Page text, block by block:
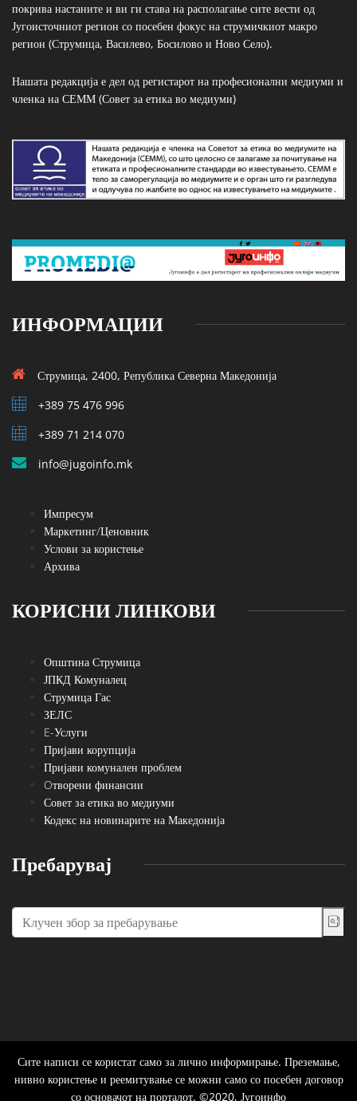
покрива настаните и ви ги става на располагање сите вести од
Југоисточниот регион со посебен фокус на струмичкиот макро
регион (Струмица, Василево, Босилово и Ново Село).
Нашата редакција е дел од регистарот на професионални медиуми и
членка на СЕММ (Совет за етика во медиуми)
ИНФОРМАЦИИ
Струмица, 2400, Република Северна Македонија
+389 75 476 996
+389 71 214 070
info@jugoinfo.mk
Импресум
Маркетинг/Ценовник
Услови за користење
Архива
КОРИСНИ ЛИНКОВИ
Општина Струмица
ЈПКД Комуналец
Струмица Гас
ЗЕЛС
E-Услуги
Пријави корупција
Пријави комунален проблем
Oтворени финансии
Совет за етика во медиуми
Кодекс на новинарите на Македонија
Пребарувај
Сите написи се користат само за лично информирање. Преземање,
нивно користење и реемитување се можни само со посебен договор
со основачот на порталот. ©2020, Југоинфо